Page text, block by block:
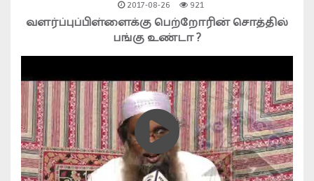
2017-08-26 921
வளர்ப்புப்பிள்ளைக்கு பெற்றோரின் சொத்தில்
பங்கு உண்டா ?